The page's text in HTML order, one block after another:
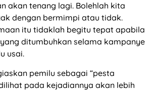
akan tenang lagi. Bolehlah kita
dengan bermimpi atau tidak.
itu tidaklah begitu tepat apabila
ditumbuhkan selama kampanye
usai.
pemilu sebagai “pesta
pada kejadiannya akan lebih